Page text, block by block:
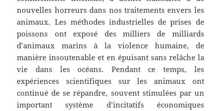
nouvelles horreurs dans nos traitements envers les
animaux. Les méthodes industrielles de prises de
poissons ont exposé des milliers de milliards
d’animaux marins à la violence humaine, de
manière insoutenable et en épuisant sans relâche la
vie dans les océans. Pendant ce temps, les
expériences scientifiques sur les animaux ont
continué de se répandre, souvent stimulées par un
important système d’incitatifs économiques